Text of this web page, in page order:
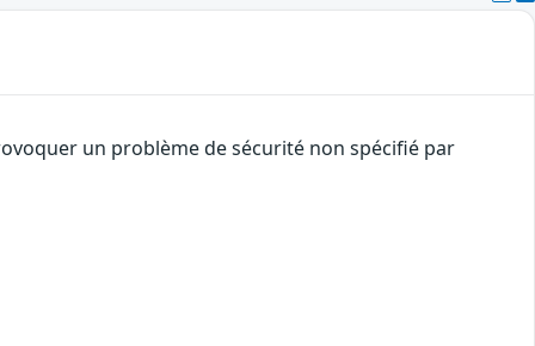
un problème de sécurité non spécifié par